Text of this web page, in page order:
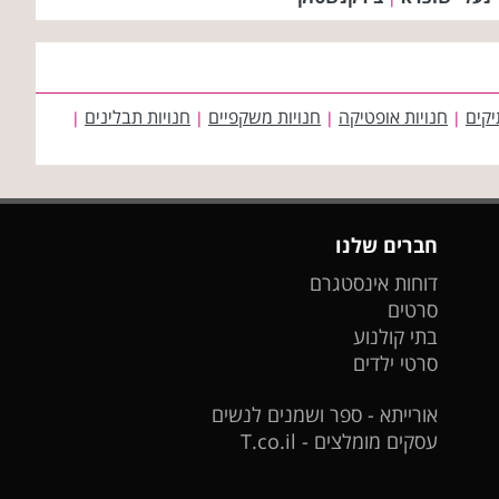
| חנויות אופטיקה | חנויות משקפיים | חנויות תבלינים |
חברים שלנו
דוחות אינסטגרם
סרטים
בתי קולנוע
סרטי ילדים
אורייתא - ספר ושמנים לנשים
עסקים מומלצים - T.co.il